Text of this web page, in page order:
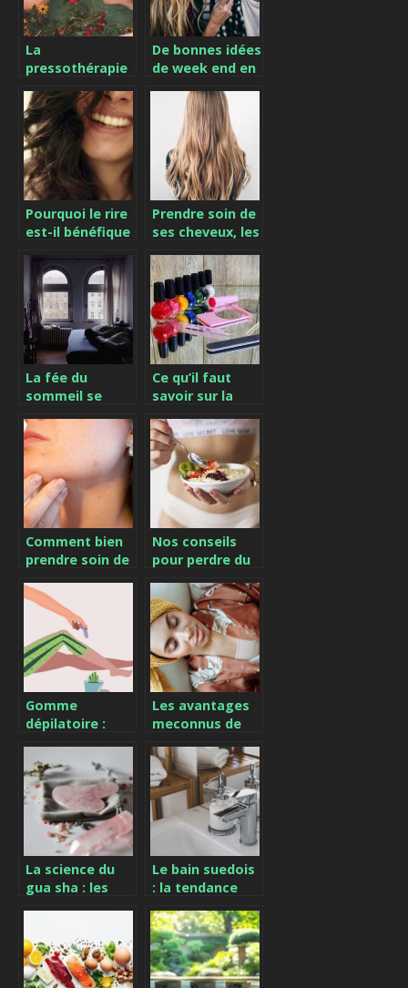
La
pressothérapie
qui fonctionne,
essayez-le
De bonnes idées
de week end en
Pourquoi le rire
est-il bénéfique
Prendre soin de
ses cheveux, les
produits
indispensables !
La fée du
sommeil se
couvertures
Ce qu’il faut
savoir sur la
pédicure
Comment bien
prendre soin de
Nos conseils
pour perdre du
Gomme
dépilatoire :
résultats
Les avantages
meconnus de
regulierement
un blog beaute
La science du
gua sha : les
derriere cette
methode
ancestrale
Le bain suedois
: la tendance
amenager votre
espace detente